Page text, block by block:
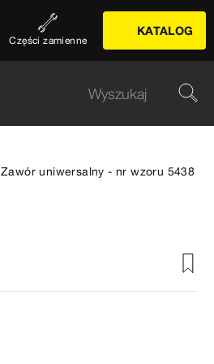
Części zamienne
KATALOG
Zawór uniwersalny - nr wzoru 5438